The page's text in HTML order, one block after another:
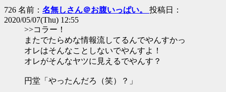
726 名前： 名無しさん＠お腹いっぱい。 投稿日：
2020/05/07(Thu) 12:55
>>コラー！
またでたらめな情報流してるんでやんすかっ
オレはそんなことしないでやんすよ！
オレがそんなヤツに見えるでやんす？
円堂「やったんだろ（笑）？」